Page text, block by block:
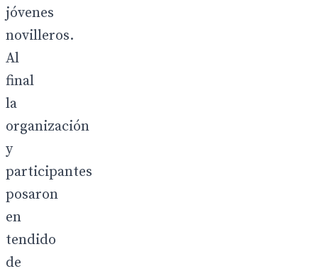
jóvenes
novilleros.
Al
final
la
organización
y
participantes
posaron
en
tendido
de